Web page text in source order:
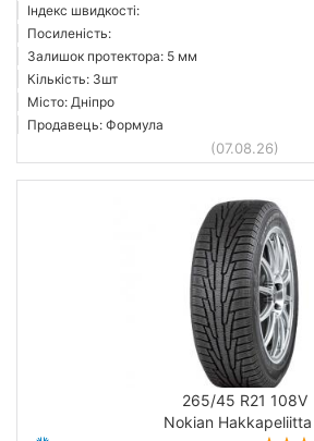
Індекс швидкості:
Посиленість:
Залишок протектора: 5 мм
Кількість: 3шт
Місто: Дніпро
Продавець: Формула
(07.08.26)
265/45 R21 108V
Nokian Hakkapeliitta